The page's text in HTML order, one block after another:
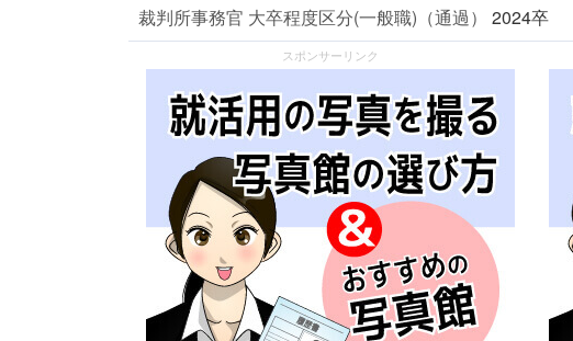
裁判所事務官 大卒程度区分(一般職)（通過）
2024卒
スポンサーリンク